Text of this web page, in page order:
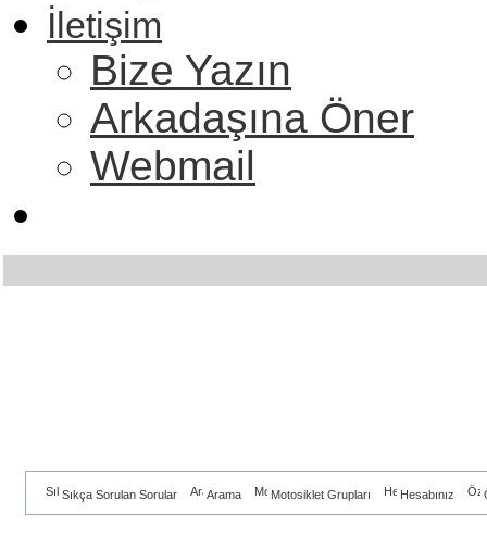
İletişim
Bize Yazın
Arkadaşına Öner
Webmail
Sıkça Sorulan Sorular Arama Motosiklet Grupları Hesabınız